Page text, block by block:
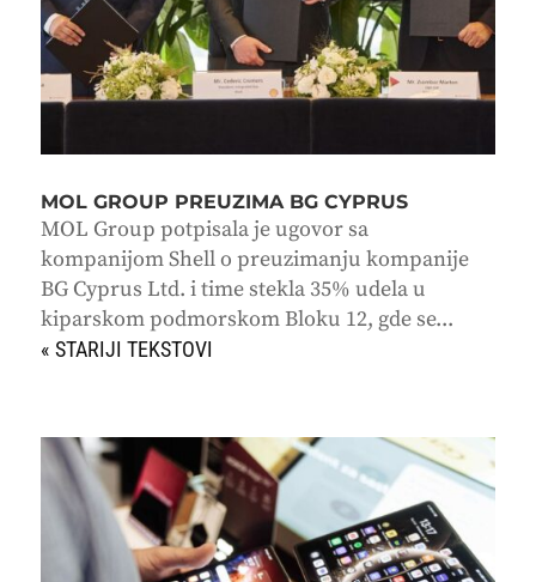
MOL GROUP PREUZIMA BG CYPRUS
MOL Group potpisala je ugovor sa
kompanijom Shell o preuzimanju kompanije
BG Cyprus Ltd. i time stekla 35% udela u
kiparskom podmorskom Bloku 12, gde se...
« STARIJI UNOSI